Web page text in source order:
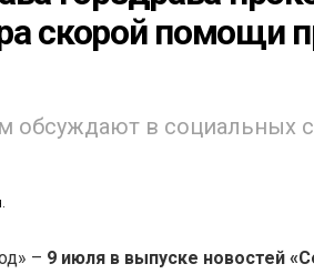
скорой помощи
обсуждают в социальных
– 9 июля в выпуске новостей